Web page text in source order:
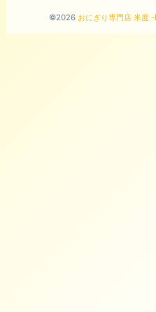
©2026 おにぎり専門店 米度